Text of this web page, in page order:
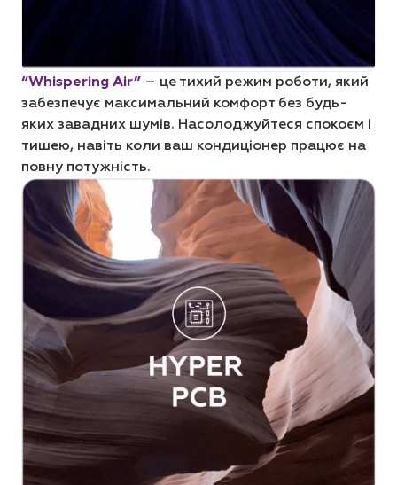
“Whispering Air” – це тихий режим роботи, який
забезпечує максимальний комфорт без будь-
яких завадних шумів. Насолоджуйтеся спокоєм і
тишею, навіть коли ваш кондиціонер працює на
повну потужність.